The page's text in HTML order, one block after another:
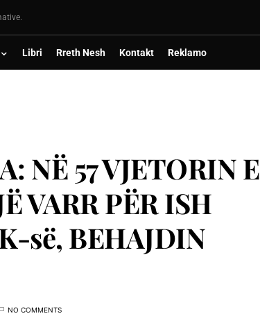
Libri Rreth Nesh Kontakt Reklamo
NË 57 VJETORIN E
VARR PËR ISH
së, BEHAJDIN
NO COMMENTS